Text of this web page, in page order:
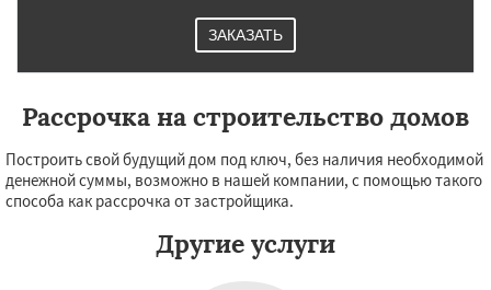
ЗАКАЗАТЬ
Рассрочка на строительство домов
Построить свой будущий дом под ключ, без наличия необходимой
денежной суммы, возможно в нашей компании, с помощью такого
способа как рассрочка от застройщика.
Другие услуги